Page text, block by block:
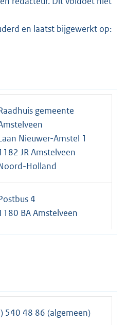
en laatst bijgewerkt op:
gemeente
Nieuwer-Amstel 1
JR Amstelveen
Holland
4
BA Amstelveen
540 48 86 (algemeen)